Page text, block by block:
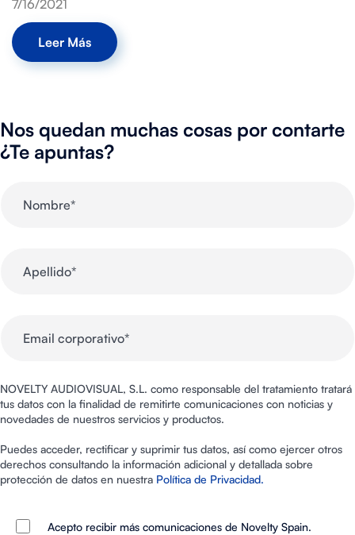
7/16/2021
Leer Más
Nos quedan muchas cosas por contarte
¿Te apuntas?
NOVELTY AUDIOVISUAL, S.L. como responsable del tratamiento tratará
tus datos con la finalidad de remitirte comunicaciones con noticias y
novedades de nuestros servicios y productos.
Puedes acceder, rectificar y suprimir tus datos, así como ejercer otros
derechos consultando la información adicional y detallada sobre
protección de datos en nuestra Política de Privacidad.
Acepto recibir más comunicaciones de Novelty Spain.